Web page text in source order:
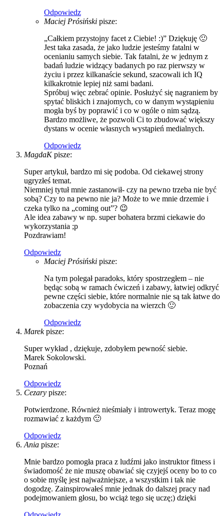
Odpowiedz
Maciej Prósiński pisze:
„Całkiem przystojny facet z Ciebie! :)” Dziękuję 🙂
Jest taka zasada, że jako ludzie jesteśmy fatalni w
ocenianiu samych siebie. Tak fatalni, że w jednym z
badań ludzie widzący badanych po raz pierwszy w
życiu i przez kilkanaście sekund, szacowali ich IQ
kilkakrotnie lepiej niż sami badani.
Spróbuj więc zebrać opinie. Posłużyć się nagraniem by
spytać bliskich i znajomych, co w danym wystąpieniu
mogła byś by poprawić i co w ogóle o nim sądzą.
Bardzo możliwe, że pozwoli Ci to zbudować większy
dystans w ocenie własnych wystąpień medialnych.
Odpowiedz
MagdaK pisze:
Super artykuł, bardzo mi się podoba. Od ciekawej strony
ugryzłeś temat.
Niemniej tytuł mnie zastanowił- czy na pewno trzeba nie być
sobą? Czy to na pewno nie ja? Może to we mnie drzemie i
czeka tylko na „coming out”? 😉
Ale idea zabawy w np. super bohatera brzmi ciekawie do
wykorzystania ;p
Pozdrawiam!
Odpowiedz
Maciej Prósiński pisze:
Na tym polegał paradoks, który spostrzegłem – nie
będąc sobą w ramach ćwiczeń i zabawy, łatwiej odkryć
pewne części siebie, które normalnie nie są tak łatwe do
zobaczenia czy wydobycia na wierzch 🙂
Odpowiedz
Marek pisze:
Super wykład , dziękuje, zdobyłem pewność siebie.
Marek Sokolowski.
Poznań
Odpowiedz
Cezary pisze:
Potwierdzone. Również nieśmiały i introwertyk. Teraz mogę
rozmawiać z każdym 🙂
Odpowiedz
Ania pisze:
Mnie bardzo pomogła praca z ludźmi jako instruktor fitness i
świadomość że nie muszę obawiać się czyjejś oceny bo to co
o sobie myślę jest najważniejsze, a wszystkim i tak nie
dogodzę. Zainspirowałeś mnie jednak do dalszej pracy nad
podejmowaniem głosu, bo wciąż tego się uczę;) dzięki